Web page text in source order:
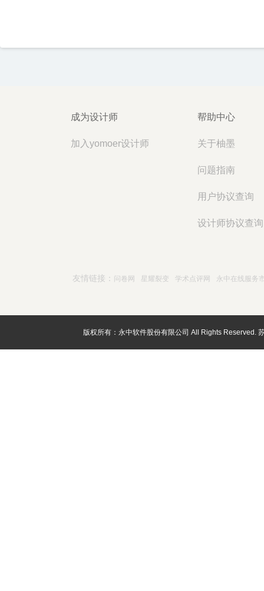
成为设计师
加入yomoer设计师
帮助中心
关于柚墨
问题指南
用户协议查询
设计师协议查询
友情链接： 问卷网 星耀裂变 学术点评网 永中在线服务
版权所有：永中软件股份有限公司 All Rights Reserved.